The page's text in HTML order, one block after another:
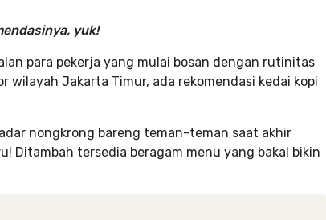
yuk!
para pekerja yang mulai bosan dengan rutinitas
wilayah Jakarta Timur, ada rekomendasi kedai kopi
nongkrong bareng teman-teman saat akhir
Ditambah tersedia beragam menu yang bakal bikin